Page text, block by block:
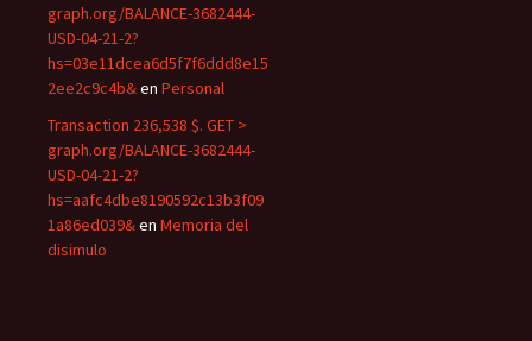
graph.org/BALANCE-3682444-
USD-04-21-2?
hs=03e11dcea6d5f7f6ddd8e15
2ee2c9c4b&en Personal
Transaction 236,538 $. GET >
graph.org/BALANCE-3682444-
USD-04-21-2?
hs=aafc4dbe8190592c13b3f09
1a86ed039&en Memoria del
disimulo